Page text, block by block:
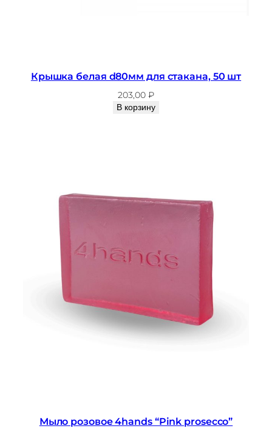
Крышка белая d80мм для стакана, 50 шт
203,00 ₽
В корзину
Мыло розовое 4hands “Pink prosecco”